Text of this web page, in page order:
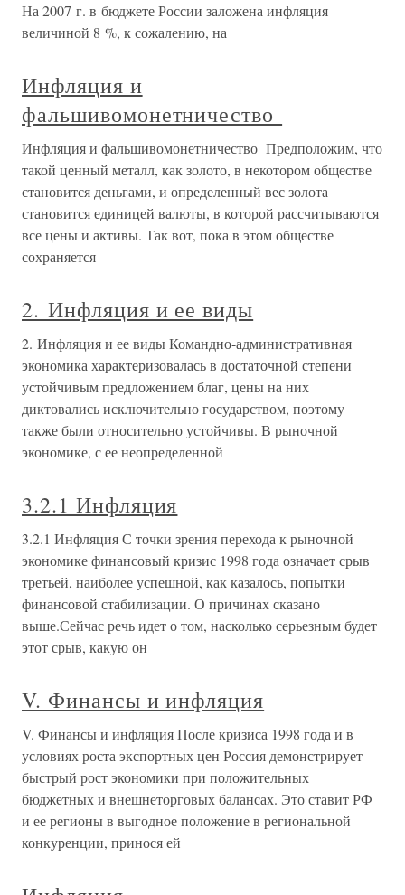
На 2007 г. в бюджете России заложена инфляция
величиной 8 %, к сожалению, на
Инфляция и
фальшивомонетничество
Инфляция и фальшивомонетничество Предположим, что
такой ценный металл, как золото, в некотором обществе
становится деньгами, и определенный вес золота
становится единицей валюты, в которой рассчитываются
все цены и активы. Так вот, пока в этом обществе
сохраняется
2. Инфляция и ее виды
2. Инфляция и ее виды Командно-административная
экономика характеризовалась в достаточной степени
устойчивым предложением благ, цены на них
диктовались исключительно государством, поэтому
также были относительно устойчивы. В рыночной
экономике, с ее неопределенной
3.2.1 Инфляция
3.2.1 Инфляция С точки зрения перехода к рыночной
экономике финансовый кризис 1998 года означает срыв
третьей, наиболее успешной, как казалось, попытки
финансовой стабилизации. О причинах сказано
выше.Сейчас речь идет о том, насколько серьезным будет
этот срыв, какую он
V. Финансы и инфляция
V. Финансы и инфляция После кризиса 1998 года и в
условиях роста экспортных цен Россия демонстрирует
быстрый рост экономики при положительных
бюджетных и внешнеторговых балансах. Это ставит РФ
и ее регионы в выгодное положение в региональной
конкуренции, принося ей